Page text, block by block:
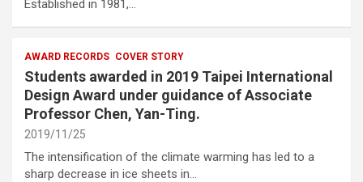
Established in 1981,…
AWARD RECORDS COVER STORY
Students awarded in 2019 Taipei International
Design Award under guidance of Associate
Professor Chen, Yan-Ting.
2019/11/25
The intensification of the climate warming has led to a
sharp decrease in ice sheets in…